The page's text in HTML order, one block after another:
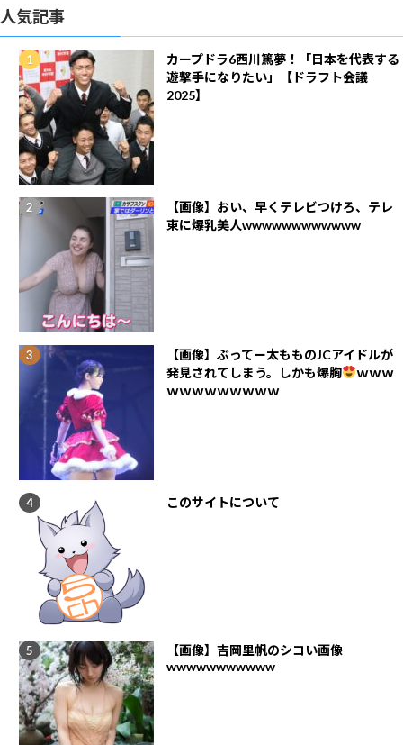
人気記事
カープドラ6西川篤夢！「日本を代表する
遊撃手になりたい」【ドラフト会議
2025】
【画像】おい、早くテレビつけろ、テレ
東に爆乳美人wwwwwwwwwwww
【画像】ぶってー太もものJCアイドルが
発見されてしまう。しかも爆胸
ｗｗｗ
ｗｗｗｗｗｗｗｗｗ
このサイトについて
【画像】吉岡里帆のシコい画像
wwwwwwwwwww